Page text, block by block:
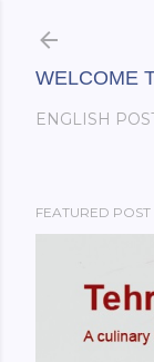
WELCOME
ENGLISH
FEATURED POST